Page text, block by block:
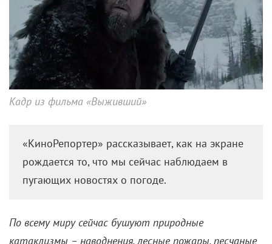
Что случается, когда супруги, родители и дети
тоже хватаются за пистолет.
В российском прокате стартовали сразу две
комедии о незадачливых супругах, которые узнали,
несколько картин с подобным сюжетом. Правда,
обращали внимание не на жанр, а на дату выпуска –
все нижеперечисленные ленты сняты
«Мистер и миссис Смит» (2005)